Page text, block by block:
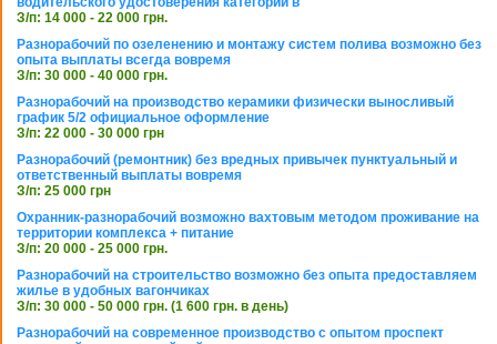
З/п: 14 000 - 22 000 грн.
Разнорабочий по озеленению и монтажу систем полива возможно без
опыта выплаты всегда вовремя
З/п: 30 000 - 40 000 грн.
Разнорабочий на производство керамики физически выносливый
график 5/2 официальное оформление
З/п: 22 000 - 30 000 грн
Разнорабочий (ремонтник) без вредных привычек пунктуальный и
ответственный выплаты вовремя
З/п: 25 000 грн
Охранник-разнорабочий возможно вахтовым методом проживание на
территории комплекса + питание
З/п: 20 000 - 25 000 грн.
Разнорабочий на строительство возможно без опыта предоставляем
жилье в удобных вагончиках
З/п: 30 000 - 50 000 грн. (1 600 грн. в день)
Разнорабочий на современное производство с опытом проспект